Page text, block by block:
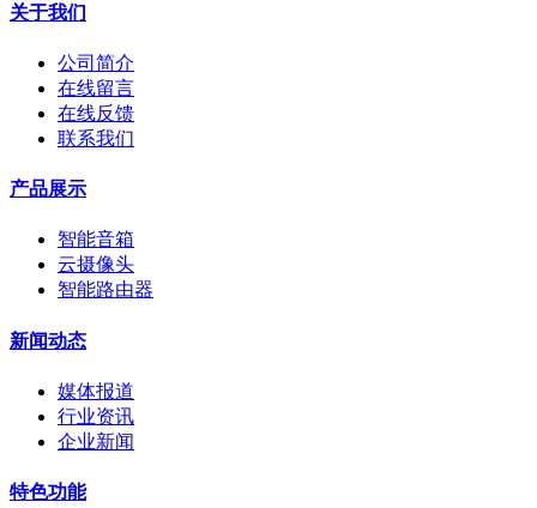
关于我们
公司简介
在线留言
在线反馈
联系我们
产品展示
智能音箱
云摄像头
智能路由器
新闻动态
媒体报道
行业资讯
企业新闻
特色功能